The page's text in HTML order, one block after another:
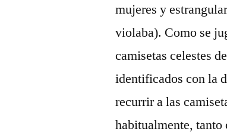
mujeres y
violaba). Como se
camisetas celestes
identificados con la
recurrir a las
habitualmente,